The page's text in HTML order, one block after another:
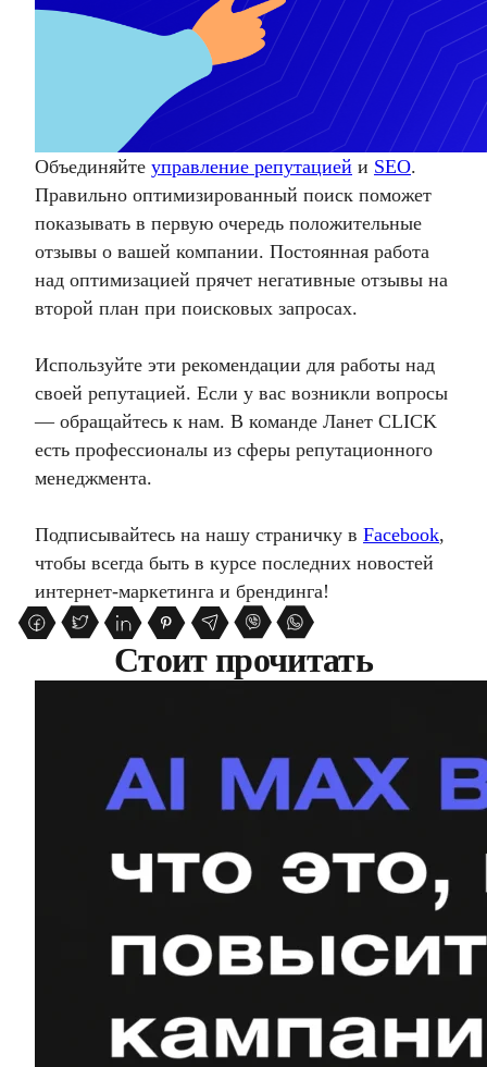
Объединяйте управление репутацией и SEO.
Правильно оптимизированный поиск поможет
показывать в первую очередь положительные
отзывы о вашей компании. Постоянная работа
над оптимизацией прячет негативные отзывы на
второй план при поисковых запросах.
Используйте эти рекомендации для работы над
своей репутацией. Если у вас возникли вопросы
— обращайтесь к нам. В команде Ланет CLICK
есть профессионалы из сферы репутационного
менеджмента.
Подписывайтесь на нашу страничку в Facebook,
чтобы всегда быть в курсе последних новостей
интернет-маркетинга и брендинга!
Стоит прочитать